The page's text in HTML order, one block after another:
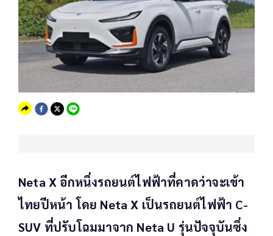
Neta X อีกหนึ่งรถยนต์ไฟฟ้าที่คาดว่าจะเข้า
ไทยปีหน้า โดย Neta X เป็นรถยนต์ไฟฟ้า C-
SUV ที่ปรับโฉมมาจาก Neta U รุ่นปัจจุบันซึ่ง